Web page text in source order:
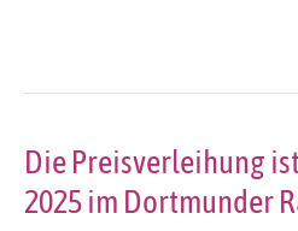
Die Preisverleihung
2025 im Dortmunder